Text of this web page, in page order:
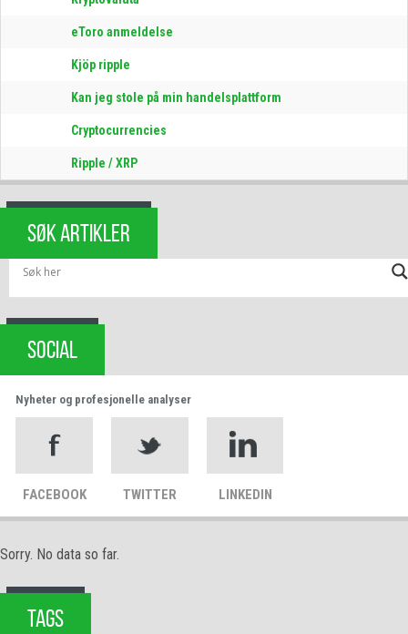
eToro anmeldelse
Kjöp ripple
Kan jeg stole på min handelsplattform
Cryptocurrencies
Ripple / XRP
SØK ARTIKLER
SOCIAL
Nyheter og profesjonelle analyser
FACEBOOK TWITTER LINKEDIN
Sorry. No data so far.
TAGS